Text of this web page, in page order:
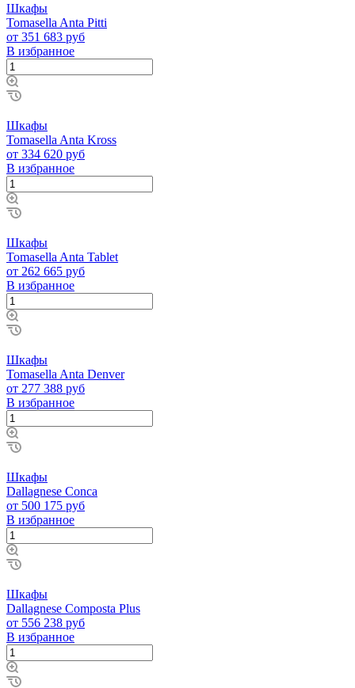
Шкафы
Tomasella Anta Pitti
от 351 683 руб
В избранное
Шкафы
Tomasella Anta Kross
от 334 620 руб
В избранное
Шкафы
Tomasella Anta Tablet
от 262 665 руб
В избранное
Шкафы
Tomasella Anta Denver
от 277 388 руб
В избранное
Шкафы
Dallagnese Conca
от 500 175 руб
В избранное
Шкафы
Dallagnese Composta Plus
от 556 238 руб
В избранное